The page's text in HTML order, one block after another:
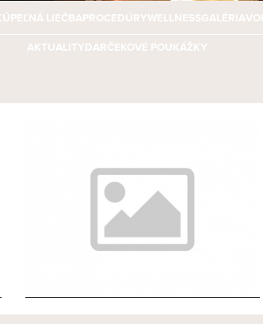
LIEČBAPROCEDÚRYWELLNESSGALÉRIA
AKTUALITYDARČEKOVÉ POUKÁŽKY